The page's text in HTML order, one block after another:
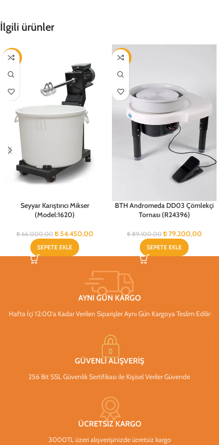
İlgili ürünler
-18%
Seyyar Karıştırıcı Mikser
(Model:1620)
₺66.000,00 ₺54.450,00
SEPETE EKLE
-11%
BTH Andromeda DD03 Çömlekçi
Tornası (R24396)
₺89.100,00 ₺79.200,00
SEPETE EKLE
AYNI GÜN KARGO
Hafta İçi 12:00’a Kadar Verilen Siparişler Aynı Gün Kargoya Teslim Edilir
GÜVENLİ ALIŞVERİŞ
256 Bit SSL Güvenlik Sertifikası ile Kişisel Veriler Güvende
ÜCRETSİZ KARGO
3000TL üzeri alışverişinizde ücretsiz kargo